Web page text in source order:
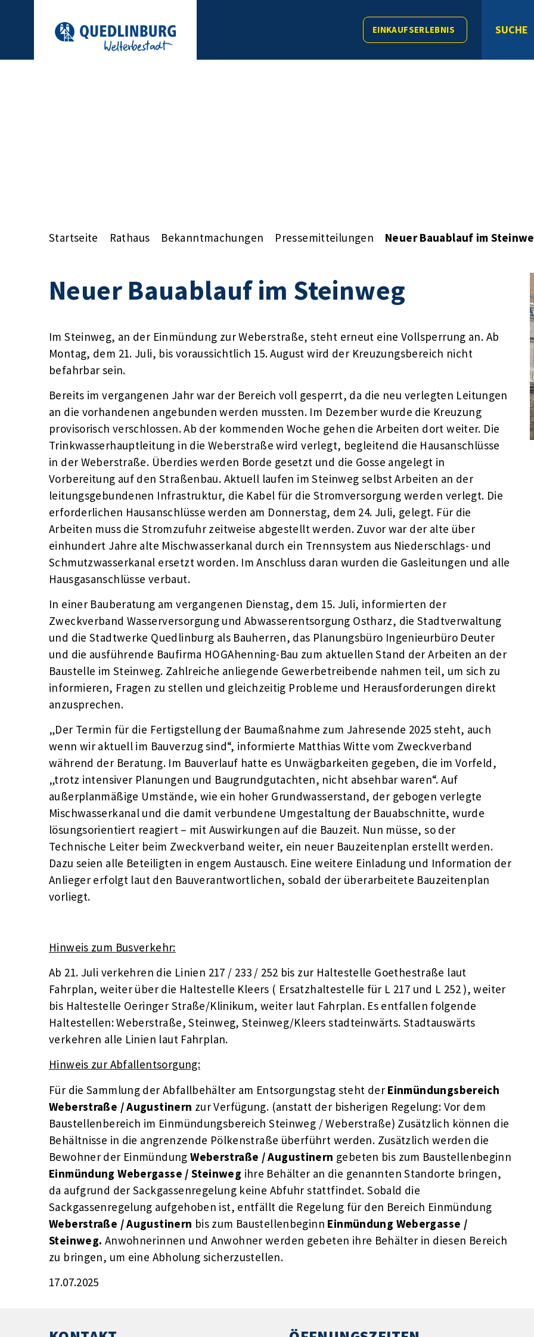
EINKAUFSERLEBNIS SUCHE
Startseite Rathaus Bekanntmachungen Pressemitteilungen Neuer Bauablauf im
Neuer Bauablauf im Steinweg
Im Steinweg, an der Einmündung zur Weberstraße, steht erneut eine Vollsperrung an. Ab
Montag, dem 21. Juli, bis voraussichtlich 15. August wird der Kreuzungsbereich nicht
befahrbar sein.
Bereits im vergangenen Jahr war der Bereich voll gesperrt, da die neu verlegten Leitungen
an die vorhandenen angebunden werden mussten. Im Dezember wurde die Kreuzung
provisorisch verschlossen. Ab der kommenden Woche gehen die Arbeiten dort weiter. Die
Trinkwasserhauptleitung in die Weberstraße wird verlegt, begleitend die Hausanschlüsse
in der Weberstraße. Überdies werden Borde gesetzt und die Gosse angelegt in
Vorbereitung auf den Straßenbau. Aktuell laufen im Steinweg selbst Arbeiten an der
leitungsgebundenen Infrastruktur, die Kabel für die Stromversorgung werden verlegt. Die
erforderlichen Hausanschlüsse werden am Donnerstag, dem 24. Juli, gelegt. Für die
Arbeiten muss die Stromzufuhr zeitweise abgestellt werden. Zuvor war der alte über
einhundert Jahre alte Mischwasserkanal durch ein Trennsystem aus Niederschlags- und
Schmutzwasserkanal ersetzt worden. Im Anschluss daran wurden die Gasleitungen und alle
Hausgasanschlüsse verbaut.
In einer Bauberatung am vergangenen Dienstag, dem 15. Juli, informierten der
Zweckverband Wasserversorgung und Abwasserentsorgung Ostharz, die Stadtverwaltung
und die Stadtwerke Quedlinburg als Bauherren, das Planungsbüro Ingenieurbüro Deuter
und die ausführende Baufirma HOGAhenning-Bau zum aktuellen Stand der Arbeiten an der
Baustelle im Steinweg. Zahlreiche anliegende Gewerbetreibende nahmen teil, um sich zu
informieren, Fragen zu stellen und gleichzeitig Probleme und Herausforderungen direkt
anzusprechen.
„Der Termin für die Fertigstellung der Baumaßnahme zum Jahresende 2025 steht, auch
wenn wir aktuell im Bauverzug sind“, informierte Matthias Witte vom Zweckverband
während der Beratung. Im Bauverlauf hatte es Unwägbarkeiten gegeben, die im Vorfeld,
„trotz intensiver Planungen und Baugrundgutachten, nicht absehbar waren“. Auf
außerplanmäßige Umstände, wie ein hoher Grundwasserstand, der gebogen verlegte
Mischwasserkanal und die damit verbundene Umgestaltung der Bauabschnitte, wurde
lösungsorientiert reagiert – mit Auswirkungen auf die Bauzeit. Nun müsse, so der
Technische Leiter beim Zweckverband weiter, ein neuer Bauzeitenplan erstellt werden.
Dazu seien alle Beteiligten in engem Austausch. Eine weitere Einladung und Information der
Anlieger erfolgt laut den Bauverantwortlichen, sobald der überarbeitete Bauzeitenplan
vorliegt.
Hinweis zum Busverkehr:
Ab 21. Juli verkehren die Linien 217 / 233 / 252 bis zur Haltestelle Goethestraße laut
Fahrplan, weiter über die Haltestelle Kleers ( Ersatzhaltestelle für L 217 und L 252 ), weiter
bis Haltestelle Oeringer Straße/Klinikum, weiter laut Fahrplan. Es entfallen folgende
Haltestellen: Weberstraße, Steinweg, Steinweg/Kleers stadteinwärts. Stadtauswärts
verkehren alle Linien laut Fahrplan.
Hinweis zur Abfallentsorgung:
Für die Sammlung der Abfallbehälter am Entsorgungstag steht der Einmündungsbereich
Weberstraße / Augustinern zur Verfügung. (anstatt der bisherigen Regelung: Vor dem
Baustellenbereich im Einmündungsbereich Steinweg / Weberstraße) Zusätzlich können die
Behältnisse in die angrenzende Pölkenstraße überführt werden. Zusätzlich werden die
Bewohner der EinmündungWeberstraße / Augustinern gebeten bis zum Baustellenbeginn
Einmündung Webergasse / Steinweg ihre Behälter an die genannten Standorte bringen,
da aufgrund der Sackgassenregelung keine Abfuhr stattfindet. Sobald die
Sackgassenregelung aufgehoben ist, entfällt die Regelung für den Bereich Einmündung
Weberstraße / Augustinern bis zum Baustellenbeginn Einmündung Webergasse /
Steinweg. Anwohnerinnen und Anwohner werden gebeten ihre Behälter in diesen Bereich
zu bringen, um eine Abholung sicherzustellen.
17.07.2025